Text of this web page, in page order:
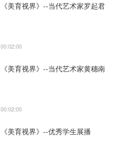
《美育视界》--当代艺术家罗起君
00:02:00
《美育视界》--当代艺术家黄穗南
00:02:00
《美育视界》--优秀学生展播